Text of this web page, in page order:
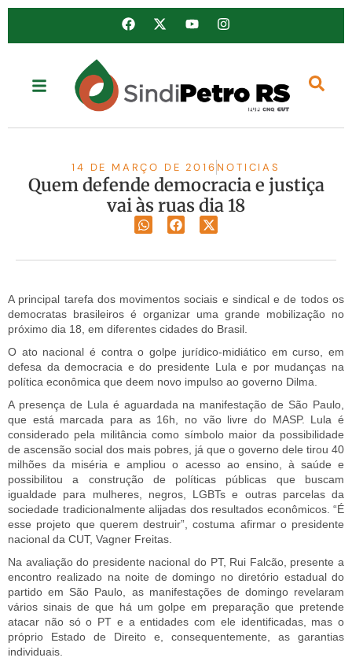
14 DE MARÇO DE 2016 NOTICIAS
Quem defende democracia e justiça
vai às ruas dia 18
A principal tarefa dos movimentos sociais e sindical e de todos os
democratas brasileiros é organizar uma grande mobilização no
próximo dia 18, em diferentes cidades do Brasil.
O ato nacional é contra o golpe jurídico-midiático em curso, em
defesa da democracia e do presidente Lula e por mudanças na
política econômica que deem novo impulso ao governo Dilma.
A presença de Lula é aguardada na manifestação de São Paulo,
que está marcada para as 16h, no vão livre do MASP. Lula é
considerado pela militância como símbolo maior da possibilidade
de ascensão social dos mais pobres, já que o governo dele tirou 40
milhões da miséria e ampliou o acesso ao ensino, à saúde e
possibilitou a construção de políticas públicas que buscam
igualdade para mulheres, negros, LGBTs e outras parcelas da
sociedade tradicionalmente alijadas dos resultados econômicos. “É
esse projeto que querem destruir”, costuma afirmar o presidente
nacional da CUT, Vagner Freitas.
Na avaliação do presidente nacional do PT, Rui Falcão, presente a
encontro realizado na noite de domingo no diretório estadual do
partido em São Paulo, as manifestações de domingo revelaram
vários sinais de que há um golpe em preparação que pretende
atacar não só o PT e a entidades com ele identificadas, mas o
próprio Estado de Direito e, consequentemente, as garantias
individuais.